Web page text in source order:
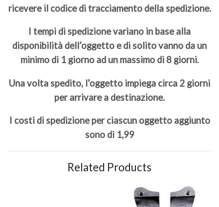
ricevere il codice di tracciamento della spedizione.
I tempi di spedizione variano in base alla
disponibilità dell’oggetto e di solito vanno da un
minimo di 1 giorno ad un massimo di 8 giorni.
Una volta spedito, l’oggetto impiega circa 2 giorni
per arrivare a destinazione.
I costi di spedizione per ciascun oggetto aggiunto
sono di 1,99
Related Products